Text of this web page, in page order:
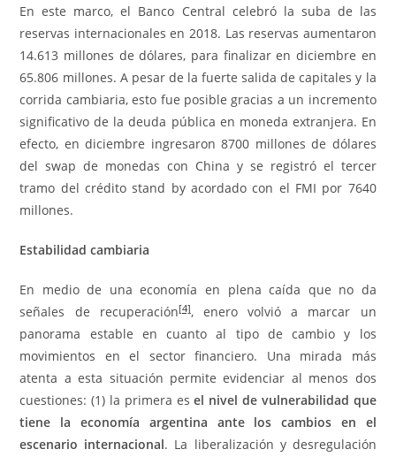
En este marco, el Banco Central celebró la suba de las
reservas internacionales en 2018. Las reservas aumentaron
14.613 millones de dólares, para finalizar en diciembre en
65.806 millones. A pesar de la fuerte salida de capitales y la
corrida cambiaria, esto fue posible gracias a un incremento
significativo de la deuda pública en moneda extranjera. En
efecto, en diciembre ingresaron 8700 millones de dólares
del swap de monedas con China y se registró el tercer
tramo del crédito stand by acordado con el FMI por 7640
millones.
Estabilidad cambiaria
En medio de una economía en plena caída que no da
señales de recuperación[4], enero volvió a marcar un
panorama estable en cuanto al tipo de cambio y los
movimientos en el sector financiero. Una mirada más
atenta a esta situación permite evidenciar al menos dos
cuestiones: (1) la primera esel nivel de vulnerabilidad que
tiene la economía argentina ante los cambios en el
escenario internacional. La liberalización y desregulación